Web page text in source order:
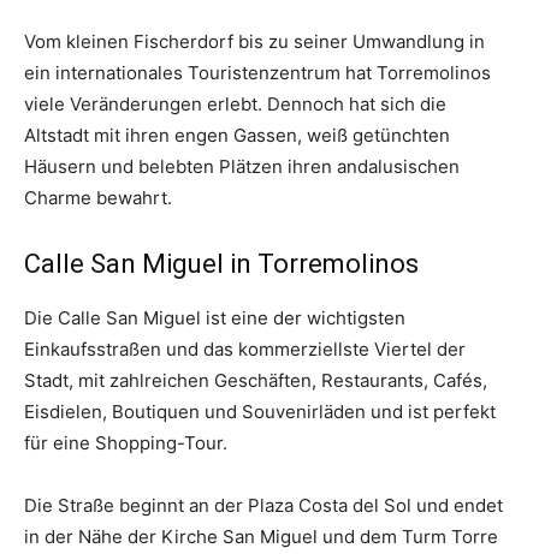
Vom kleinen Fischerdorf bis zu seiner Umwandlung in
ein internationales Touristenzentrum hat Torremolinos
viele Veränderungen erlebt. Dennoch hat sich die
Altstadt mit ihren engen Gassen, weiß getünchten
Häusern und belebten Plätzen ihren andalusischen
Charme bewahrt.
Calle San Miguel in Torremolinos
Die Calle San Miguel ist eine der wichtigsten
Einkaufsstraßen und das kommerziellste Viertel der
Stadt, mit zahlreichen Geschäften, Restaurants, Cafés,
Eisdielen, Boutiquen und Souvenirläden und ist perfekt
für eine Shopping-Tour.
Die Straße beginnt an der Plaza Costa del Sol und endet
in der Nähe der Kirche San Miguel und dem Turm Torre